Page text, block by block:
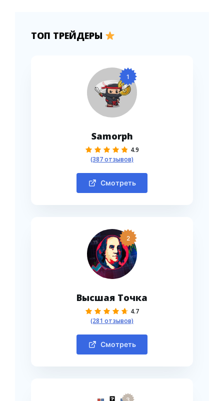
ТОП ТРЕЙДЕРЫ
1
Samorph
4.9
(387 отзывов)
Смотреть
2
Высшая Точка
4.7
(281 отзывов)
Смотреть